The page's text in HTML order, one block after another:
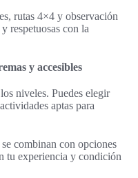
rutas 4×4 y observación
respetuosas con la
y accesibles
niveles. Puedes elegir
aptas para
combinan con opciones
tu experiencia y condición